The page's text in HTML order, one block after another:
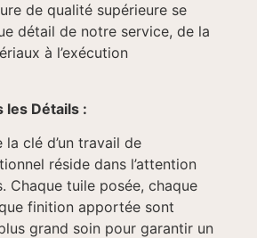
de qualité supérieure se
détail de notre service, de la
à l’exécution
les Détails :
clé d’un travail de
réside dans l’attention
Chaque tuile posée, chaque
finition apportée sont
grand soin pour garantir un